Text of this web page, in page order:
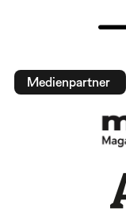
Medienpartner